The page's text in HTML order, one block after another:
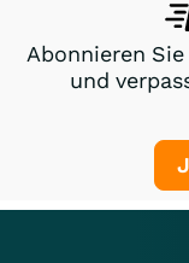
Abonnieren
und